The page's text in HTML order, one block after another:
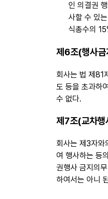
인 의결권
사할 수 있
식총수의
제6조(행사금
회사는 법 제81
도 등을 초과하
수 없다.
제7조(교차행
회사는 제3자와
여 행사하는 등
권행사 금지의
하여서는 아니